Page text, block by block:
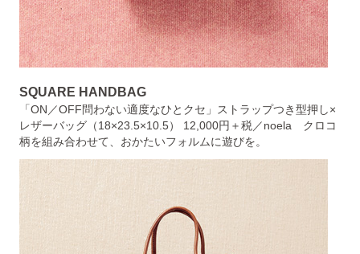
SQUARE HANDBAG
「ON／OFF問わない適度なひとクセ」ストラップつき型押し×
レザーバッグ（18×23.5×10.5） 12,000円＋税／noela クロコ
柄を組み合わせて、おかたいフォルムに遊びを。